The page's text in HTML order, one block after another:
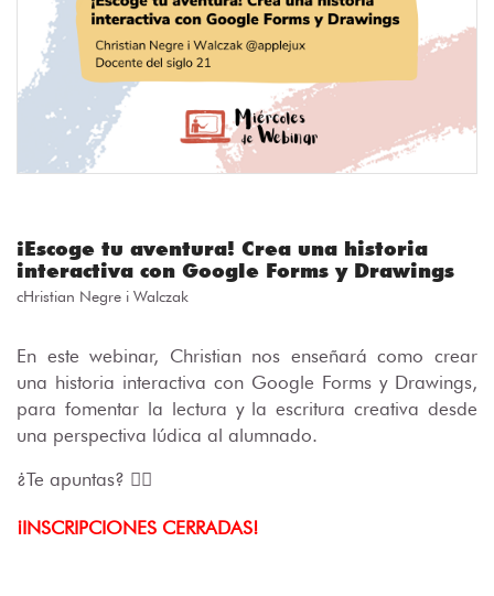
¡Escoge tu aventura! Crea una historia
interactiva con Google Forms y Drawings
cHristian Negre i Walczak
En este webinar, Christian nos enseñará como crear
una historia interactiva con Google Forms y Drawings,
para fomentar la lectura y la escritura creativa desde
una perspectiva lúdica al alumnado.
¿Te apuntas? 🙋‍♀️
¡INSCRIPCIONES CERRADAS!